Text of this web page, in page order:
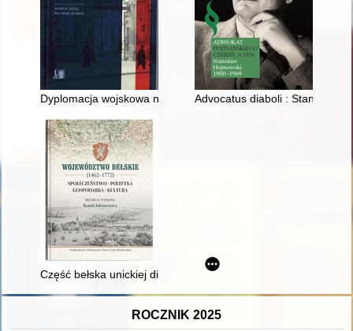
Dyplomacja wojskowa na przełomie XX i XXI wieku
Advocatus diaboli : Stanisław
Część bełska unickiej diecezji chełmskiej u schyłku
ROCZNIK 2025